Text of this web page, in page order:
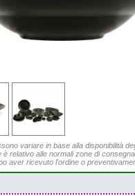
variare in base alla disponibilità
è relativo alle normali zone di
aver ricevuto l'ordine o